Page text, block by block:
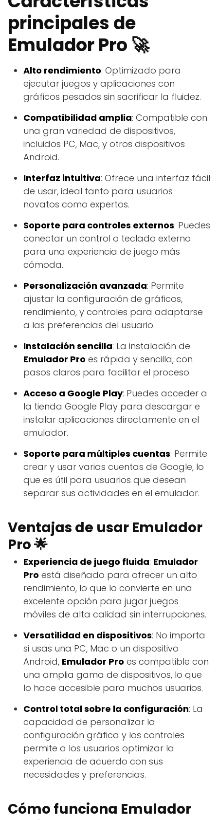
principales de
Emulador Pro 🚀
Alto rendimiento: Optimizado para
ejecutar juegos y aplicaciones con
gráficos pesados sin sacrificar la fluidez.
Compatibilidad amplia: Compatible con
una gran variedad de dispositivos,
incluidos PC, Mac, y otros dispositivos
Android.
Interfaz intuitiva: Ofrece una interfaz fácil
de usar, ideal tanto para usuarios
novatos como expertos.
Soporte para controles externos: Puedes
conectar un control o teclado externo
para una experiencia de juego más
cómoda.
Personalización avanzada: Permite
ajustar la configuración de gráficos,
rendimiento, y controles para adaptarse
a las preferencias del usuario.
Instalación sencilla: La instalación de
Emulador Pro es rápida y sencilla, con
pasos claros para facilitar el proceso.
Acceso a Google Play: Puedes acceder a
la tienda Google Play para descargar e
instalar aplicaciones directamente en el
emulador.
Soporte para múltiples cuentas: Permite
crear y usar varias cuentas de Google, lo
que es útil para usuarios que desean
separar sus actividades en el emulador.
Ventajas de usar Emulador
Pro 🌟
Experiencia de juego fluida: Emulador
Pro está diseñado para ofrecer un alto
rendimiento, lo que lo convierte en una
excelente opción para jugar juegos
móviles de alta calidad sin interrupciones.
Versatilidad en dispositivos: No importa
si usas una PC, Mac o un dispositivo
Android, Emulador Pro es compatible con
una amplia gama de dispositivos, lo que
lo hace accesible para muchos usuarios.
Control total sobre la configuración: La
capacidad de personalizar la
configuración gráfica y los controles
permite a los usuarios optimizar la
experiencia de acuerdo con sus
necesidades y preferencias.
Cómo funciona Emulador